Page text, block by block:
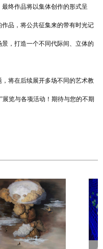
终作品将以集体创作的形式呈
品，将公共征集来的带有时光记
，打造一个不同代际间、立体的
将在后续展开多场不同的艺术教
览与各项活动！期待与您的不期